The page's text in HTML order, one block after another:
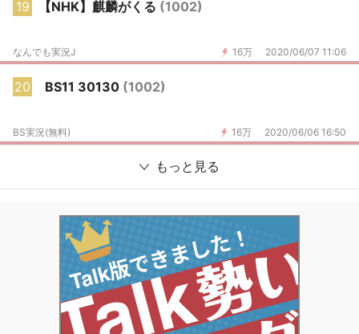
19 【NHK】麒麟がくる (1002)
16万 2020/06/07 11:06
なんでも実況J
20 BS11 30130 (1002)
16万 2020/06/06 16:50
BS実況(無料)
もっと見る